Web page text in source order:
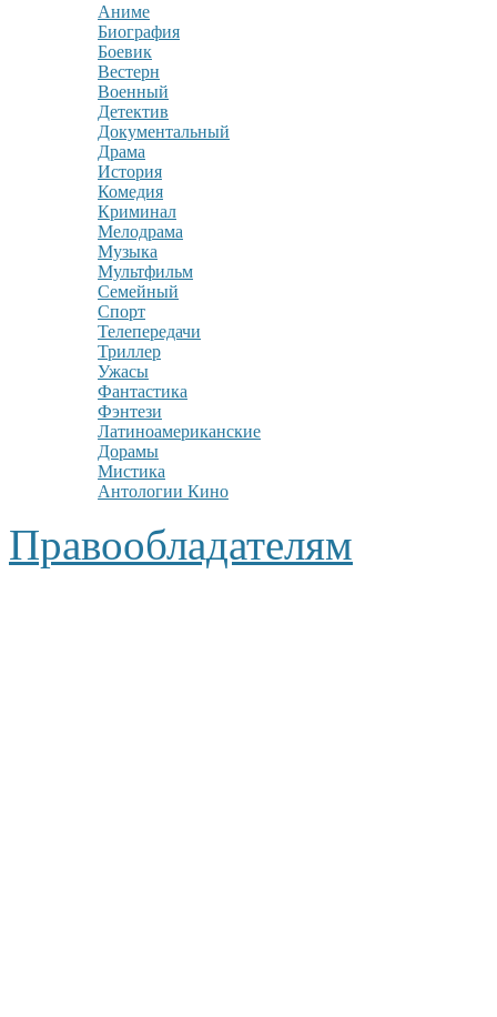
Аниме
Биография
Боевик
Вестерн
Военный
Детектив
Документальный
Драма
История
Комедия
Криминал
Мелодрама
Музыка
Мультфильм
Семейный
Спорт
Телепередачи
Триллер
Ужасы
Фантастика
Фэнтези
Латиноамериканские
Дорамы
Мистика
Антологии Кино
Правообладателям